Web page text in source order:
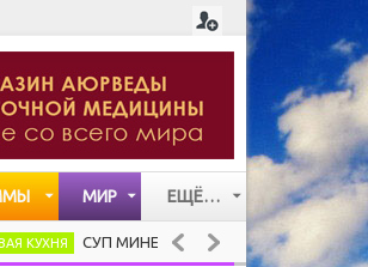
МИР ЕЩЁ…
СТАТЬИ
СУП МИНЕСТРОНЕ (ВАРИАЦИЯ) ЛИЧНОСТИ